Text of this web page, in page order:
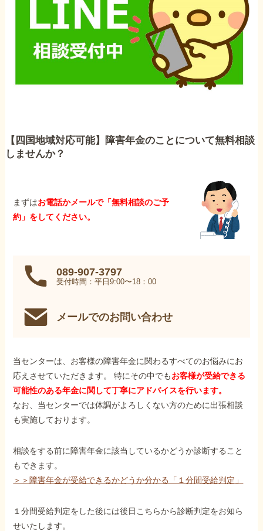
【四国地域対応可能】障害年金のことについて無料相談
しませんか？
まずはお電話かメールで「無料相談のご予
約」をしてください。
089-907-3797
受付時間：平日9:00〜18：00
メールでのお問い合わせ
当センターは、お客様の障害年金に関わるすべてのお悩みにお
応えさせていただきます。 特にその中でもお客様が受給できる
可能性のある年金に関して丁寧にアドバイスを行います。
なお、当センターでは体調がよろしくない方のために出張相談
も実施しております。
相談をする前に障害年金に該当しているかどうか診断すること
もできます。
＞＞障害年金が受給できるかどうか分かる「１分間受給判定」
１分間受給判定をした後には後日こちらから診断判定をお知ら
せいたします。